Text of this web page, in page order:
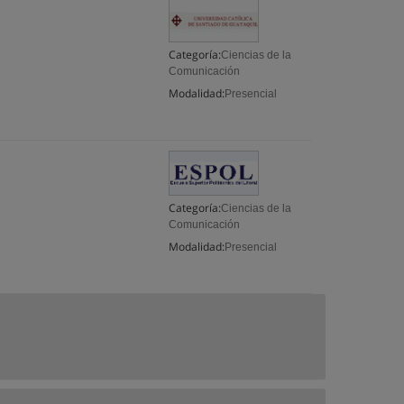
Categoría:Ciencias de la
Comunicación
Modalidad: Presencial
Categoría:Ciencias de la
Comunicación
Modalidad: Presencial